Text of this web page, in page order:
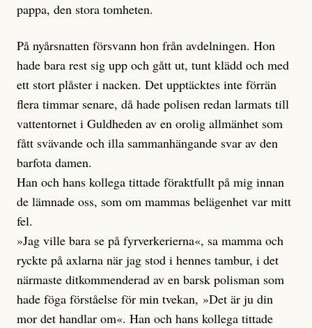
pappa, den stora tomheten.
På nyårsnatten försvann hon från avdelningen. Hon
hade bara rest sig upp och gått ut, tunt klädd och med
ett stort plåster i nacken. Det upptäcktes inte förrän
flera timmar senare, då hade polisen redan larmats till
vattentornet i Guldheden av en orolig allmänhet som
fått svävande och illa sammanhängande svar av den
barfota damen.
Han och hans kollega tittade föraktfullt på mig innan
de lämnade oss, som om mammas belägenhet var mitt
fel.
»Jag ville bara se på fyrverkerierna«, sa mamma och
ryckte på axlarna när jag stod i hennes tambur, i det
närmaste ditkommenderad av en barsk polisman som
hade föga förståelse för min tvekan, »Det är ju din
mor det handlar om«. Han och hans kollega tittade